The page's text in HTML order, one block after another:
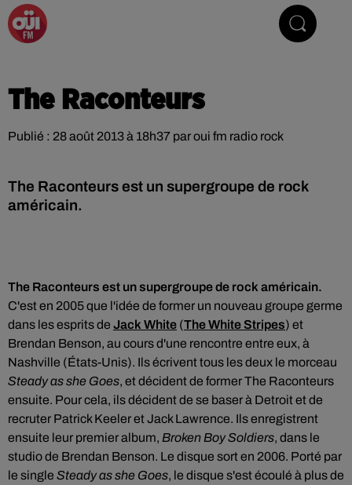
The Raconteurs
Publié : 28 août 2013 à 18h37 par oui fm radio rock
The Raconteurs est un supergroupe de rock
américain.
The Raconteurs est un supergroupe de rock américain.
C'est en 2005 que l'idée de former un nouveau groupe germe
dans les esprits de Jack White (The White Stripes) et
Brendan Benson, au cours d'une rencontre entre eux, à
Nashville (États-Unis). Ils écrivent tous les deux le morceau
Steady as she Goes, et décident de former The Raconteurs
ensuite. Pour cela, ils décident de se baser à Detroit et de
recruter Patrick Keeler et Jack Lawrence. Ils enregistrent
ensuite leur premier album, Broken Boy Soldiers, dans le
studio de Brendan Benson. Le disque sort en 2006. Porté par
le single Steady as she Goes, le disque s'est écoulé à plus de